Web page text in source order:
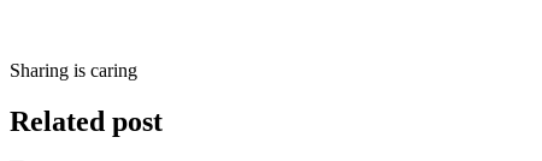
Sharing is caring
Related post